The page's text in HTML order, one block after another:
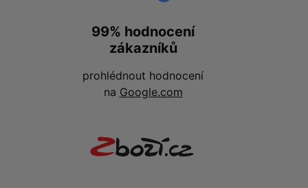
99% hodnocení
zákazníků
prohlédnout hodnocení
na Google.com